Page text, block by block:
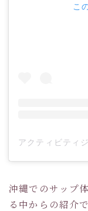
こ
沖縄でのサップ
る中からの紹介